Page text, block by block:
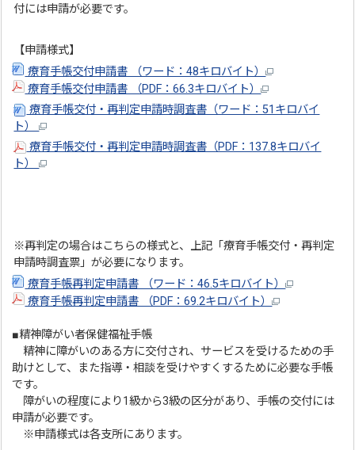
付には申請が必要です。
【申請様式】
療育手帳交付申請書 （ワード：48キロバイト）
療育手帳交付申請書 （PDF：66.3キロバイト）
療育手帳交付・再判定申請時調査書（ワード：51キロバイ
ト）
療育手帳交付・再判定申請時調査書（PDF：137.8キロバイ
ト）
※再判定の場合はこちらの様式と、上記「療育手帳交付・再判定
申請時調査票」が必要になります。
療育手帳再判定申請書 （ワード：46.5キロバイト）
療育手帳再判定申請書 （PDF：69.2キロバイト）
■精神障がい者保健福祉手帳
精神に障がいのある方に交付され、サービスを受けるための手
助けとして、また指導・相談を受けやすくするために必要な手帳
です。
障がいの程度により1級から3級の区分があり、手帳の交付には
申請が必要です。
※申請様式は各支所にあります。